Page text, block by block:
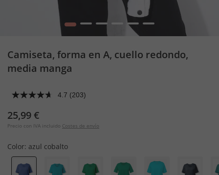
1 2 3 4 5 6
Camiseta, forma en A, cuello redondo,
media manga
4.7 (203)
25,99 €
Precio con IVA incluido Costes de envío
Color: azul cobalto